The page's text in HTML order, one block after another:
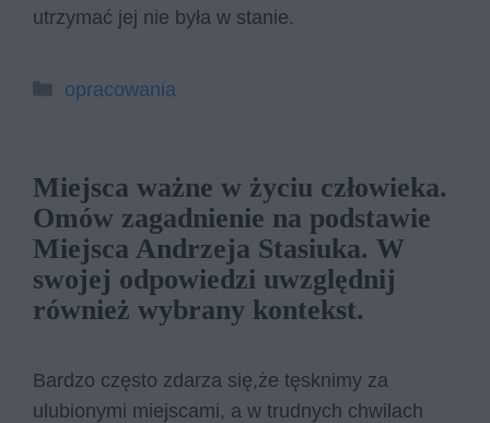
utrzymać jej nie była w stanie.
Kategorie
opracowania
Miejsca ważne w życiu człowieka.
Omów zagadnienie na podstawie
Miejsca Andrzeja Stasiuka. W
swojej odpowiedzi uwzględnij
również wybrany kontekst.
Bardzo często zdarza się,że tęsknimy za
ulubionymi miejscami, a w trudnych chwilach